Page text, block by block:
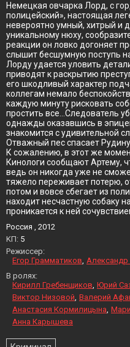
Немецкая овчарка Лорд, с
полицейский», настоящая
невероятно умный, хитрый и
уникальному нюху,
реакции он ловко догоняет
слышит бесшумную поступь
Лорду удается уловить
приводят к раскрытию
его шкодливый характер
коллегам немало
каждую минуту рисковать
простить все…Следователь
однажды оказавшись в
знакомится с удивительной
Отважный пес спасает
К сожалению, в этот же
Кинологи сообщают Артему,
ведь он никогда уже не
тяжело переживает потерю,
потом и вовсе сбегает из
находит несчастную собаку
проникается к ней
Россия , 2012
KП: 5
Режиссер:
Егор Грамматиков Александр
В ролях:
Кирилл Гребенщиков Юрий
Виктор Низовой Валерий
Анастасия Кормилицына
Анна Карышева